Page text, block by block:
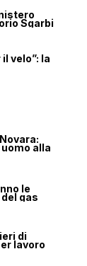
Sgarbi
velo”: la
alla
le
gas
di
lavoro